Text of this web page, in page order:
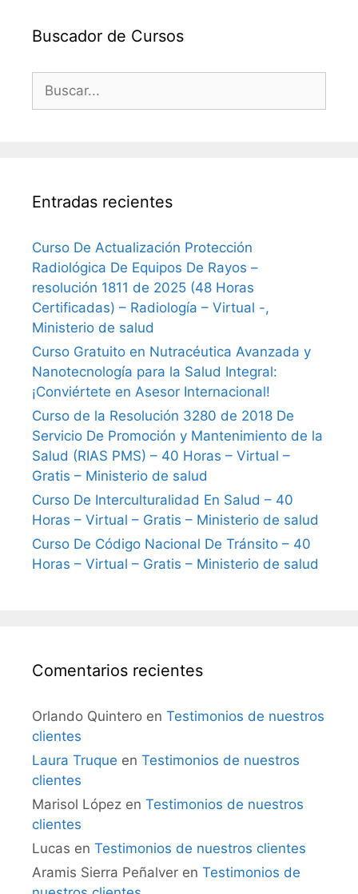
Buscador de Cursos
Entradas recientes
Curso De Actualización Protección
Radiológica De Equipos De Rayos –
resolución 1811 de 2025 (48 Horas
Certificadas) – Radiología – Virtual -,
Ministerio de salud
Curso Gratuito en Nutracéutica Avanzada y
Nanotecnología para la Salud Integral:
¡Conviértete en Asesor Internacional!
Curso de la Resolución 3280 de 2018 De
Servicio De Promoción y Mantenimiento de la
Salud (RIAS PMS) – 40 Horas – Virtual –
Gratis – Ministerio de salud
Curso De Interculturalidad En Salud – 40
Horas – Virtual – Gratis – Ministerio de salud
Curso De Código Nacional De Tránsito – 40
Horas – Virtual – Gratis – Ministerio de salud
Comentarios recientes
Orlando Quintero en Testimonios de nuestros
clientes
Laura Truque en Testimonios de nuestros
clientes
Marisol López en Testimonios de nuestros
clientes
Lucas en Testimonios de nuestros clientes
Aramis Sierra Peñalver en Testimonios de